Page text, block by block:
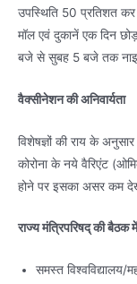
उपस्थिति 50 प्रतिशत कर
मॉल एवं दुकानें एक दिन
बजे से सुबह 5 बजे तक
वैक्सीनेशन की अनिवार्यता
विशेषज्ञों की राय के
कोरोना के नये वैरिएंट
होने पर इसका असर कम
राज्य मंत्रिपरिषद् की बैठक
समस्त विश्वविद्यालय/